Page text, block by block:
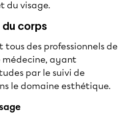
du visage.
du corps
tous des professionnels de
médecine, ayant
par le suivi de
le domaine esthétique.